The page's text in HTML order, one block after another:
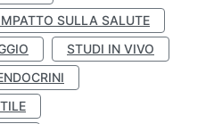
SULLA SALUTE
STUDI IN VIVO